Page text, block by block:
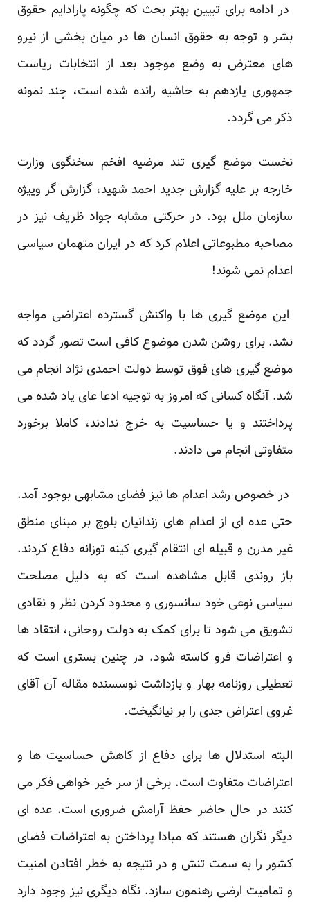
در ادامه برای تبیین بهتر بحث که چگونه پارادایم حقوق
بشر و توجه به حقوق انسان ها در میان بخشی از نیرو
های معترض به وضع موجود بعد از انتخابات ریاست
جمهوری یازدهم به حاشیه رانده شده است، چند نمونه
ذکر می گردد.
نخست موضع گیری تند مرضیه افخم سخنگوی وزارت
خارجه بر علیه گزارش جدید احمد شهید، گزارش گر وییژه
سازمان ملل بود. در حرکتی مشابه جواد ظریف نیز در
مصاحبه مطبوعاتی اعلام کرد که در ایران متهمان سیاسی
اعدام نمی شوند!
این موضع گیری ها با واکنش گسترده اعتراضی مواجه
نشد. برای روشن شدن موضوع کافی است تصور گردد که
موضع گیری های فوق توسط دولت احمدی نژاد انجام می
شد. آنگاه کسانی که امروز به توجیه ادعا عای یاد شده می
پرداختند و یا حساسیت به خرج ندادند، کاملا برخورد
متفاوتی انجام می دادند.
در خصوص رشد اعدام ها نیز فضای مشابهی بوجود آمد.
حتی عده ای از اعدام های زندانیان بلوچ بر مبنای منطق
غیر مدرن و قبیله ای انتقام گیری کینه توزانه دفاع کردند.
باز روندی قابل مشاهده است که به دلیل مصلحت
سیاسی نوعی خود سانسوری و محدود کردن نظر و نقادی
تشویق می شود تا برای کمک به دولت روحانی، انتقاد ها
و اعتراضات فرو کاسته شود. در چنین بستری است که
تعطیلی روزنامه بهار و بازداشت نوسسنده مقاله آن آقای
غروی اعتراض جدی را بر نیانگیخت.
البته استدلال ها برای دفاع از کاهش حساسیت ها و
اعتراضات متفاوت است. برخی از سر خیر خواهی فکر می
کنند در حال حاضر حفظ آرامش ضروری است. عده ای
دیگر نگران هستند که مبادا پرداختن به اعتراضات فضای
کشور را به سمت تنش و در نتیجه به خطر افتادن امنیت
و تمامیت ارضی رهنمون سازد. نگاه دیگری نیز وجود دارد